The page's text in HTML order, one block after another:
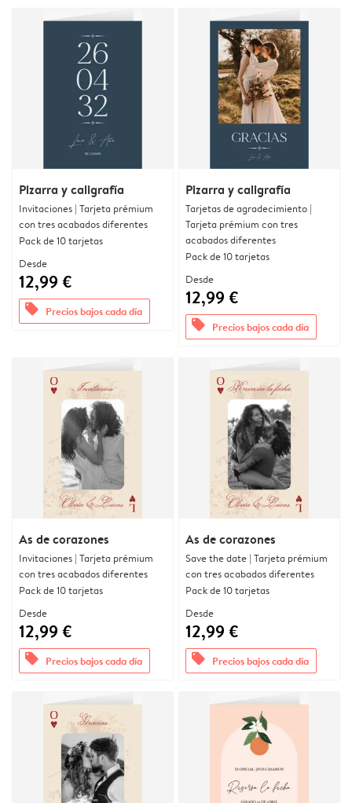
Pizarra y caligrafía
Invitaciones | Tarjeta prémium
con tres acabados diferentes
Pack de 10 tarjetas
Desde
12,99 €
offers Precios bajos cada día
Pizarra y caligrafía
Tarjetas de agradecimiento |
Tarjeta prémium con tres
acabados diferentes
Pack de 10 tarjetas
Desde
12,99 €
offers Precios bajos cada día
As de corazones
Invitaciones | Tarjeta prémium
con tres acabados diferentes
Pack de 10 tarjetas
Desde
12,99 €
offers Precios bajos cada día
As de corazones
Save the date | Tarjeta prémium
con tres acabados diferentes
Pack de 10 tarjetas
Desde
12,99 €
offers Precios bajos cada día